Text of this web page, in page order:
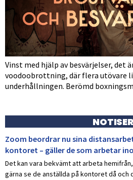
Vinst med hjälp av besvärjelser, det
voodoobrottning, där flera utövare
underhållningen. Berömd
NOTISER
Zoom beordrar nu sina
kontoret – gäller de som arbetar
Det kan vara bekvämt att arbeta
gärna se de anställda på kontoret då och